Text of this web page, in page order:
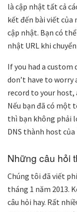
là cập nhật tất cả
kết đến bài viết
cập nhật. Bạn có
nhật URL khi
If you had a custom
don’t have to worry
record to your host,
Nếu bạn đã có một
thì bạn không phải
DNS thành host
Những câu hỏi
Chúng tôi đã viết
tháng 1 năm 2013.
câu hỏi hay. Rất